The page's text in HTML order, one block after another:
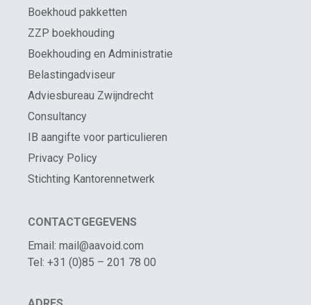
Boekhoud pakketten
ZZP boekhouding
Boekhouding en Administratie
Belastingadviseur
Adviesbureau Zwijndrecht
Consultancy
IB aangifte voor particulieren
Privacy Policy
Stichting Kantorennetwerk
CONTACTGEGEVENS
Email: mail@aavoid.com
Tel: +31 (0)85 – 201 78 00